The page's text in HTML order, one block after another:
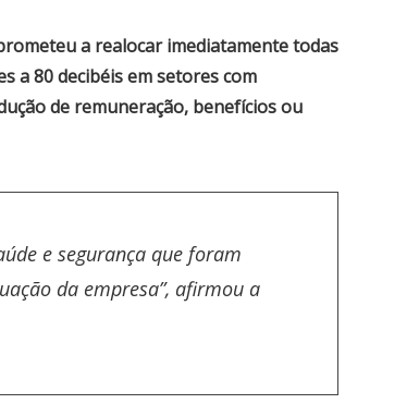
a realocar imediatamente todas
a 80 decibéis em setores com
de remuneração, benefícios ou
e segurança que foram
da empresa”, afirmou a